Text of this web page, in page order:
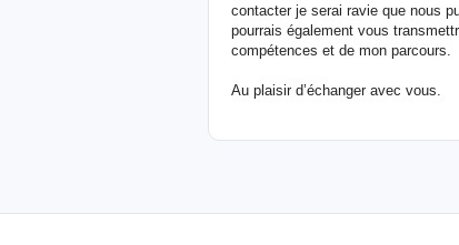
contacter je serai ravie que nous
pourrais également vous
compétences et de mon parcours.
Au plaisir d’échanger avec vous.